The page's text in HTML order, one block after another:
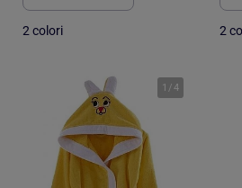
2 colori 2
1 /4